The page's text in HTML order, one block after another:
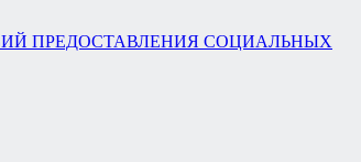
ПРЕДОСТАВЛЕНИЯ СОЦИАЛЬНЫХ